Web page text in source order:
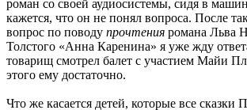
роман со своей аудиосистемы, сидя в
кажется, что он не понял вопроса. После
вопрос по поводу прочтения романа Льва
Толстого «Анна Каренина» я уже жду
товарищ смотрел балет с участием Майи
этого ему достаточно.
Что же касается детей, которые все